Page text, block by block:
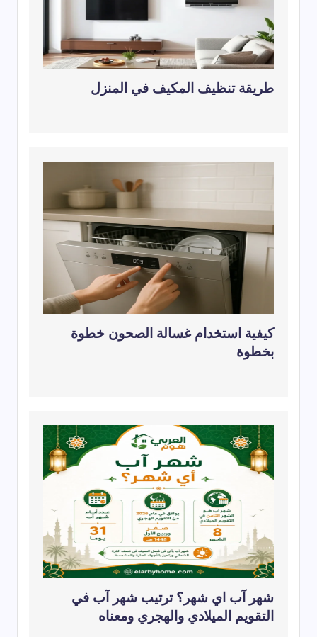
طريقة تنظيف المكيف في المنزل
كيفية استخدام غسالة الصحون خطوة
بخطوة
شهر آب اي شهر؟ ترتيب شهر آب في
التقويم الميلادي والهجري ومعناه